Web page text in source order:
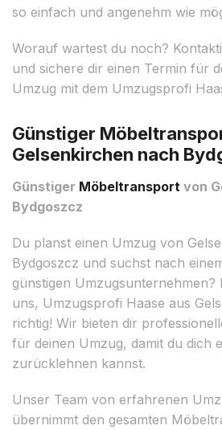
so einfach und angenehm wie
Worauf wartest du noch?
und sichere dir einen Termin für
Umzug mit dem Umzugsprofi
Günstiger
Gelsenkirchen nach
Günstiger Möbeltransport von
Bydgoszcz
Du planst einen Umzug von
Bydgoszcz und suchst nach
günstigen Umzugsunternehmen?
uns, Umzugsprofi Haase aus
richtig! Wir bieten dir
für deinen Umzug, damit du dich
zurücklehnen kannst.
Unser Team von erfahrenen
übernimmt den gesamten